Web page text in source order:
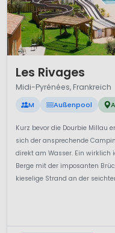
Les Rivages
Midi-Pyrénées, Frankreich
M Außenpool
Kurz bevor die Dourbie Millau
sich der ansprechende
direkt am Wasser. Ein wirklich
Berge mit der imposanten
kieselige Strand an der